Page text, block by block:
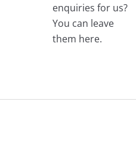
enquiries for us?
You can leave
them here.